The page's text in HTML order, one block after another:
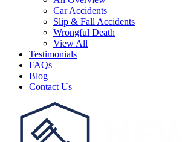
Car Accidents
Slip & Fall Accidents
Wrongful Death
View All
Testimonials
FAQs
Blog
Contact Us